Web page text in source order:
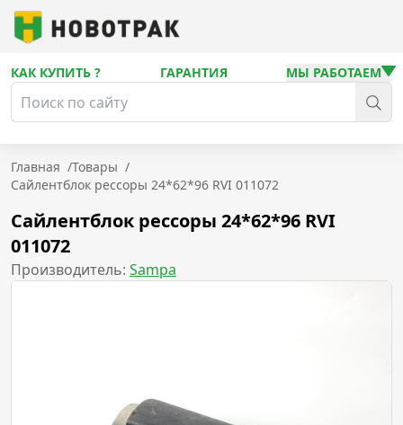
КАК КУПИТЬ ? ГАРАНТИЯ МЫ РАБОТАЕМ
Главная /Товары /
Сайлентблок рессоры 24*62*96 RVI 011072
Сайлентблок рессоры 24*62*96 RVI
011072
Производитель: Sampa